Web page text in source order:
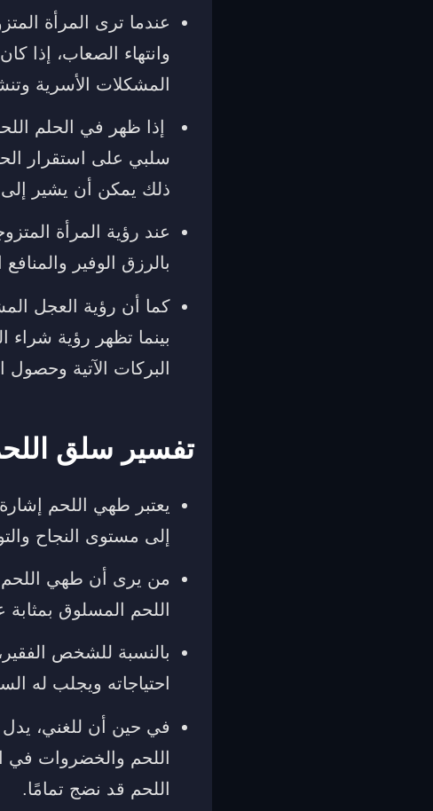
عندما ترى المرأة
وانتهاء الصعاب، إذا
المشكلات الأسرية
إذا ظهر في الحلم
سلبي على استقرار
ذلك يمكن أن يشير إلى
عند رؤية المرأة
بالرزق الوفير
كما أن رؤية العجل
بينما تظهر رؤية شراء
البركات الآتية وحصول
تفسير سلق
يعتبر طهي اللحم
إلى مستوى النجاح
من يرى أن طهي اللحم
اللحم المسلوق
بالنسبة للشخص
احتياجاته ويجلب له
في حين أن للغني، يدل
اللحم والخضروات في
اللحم قد نضج تمامًا.